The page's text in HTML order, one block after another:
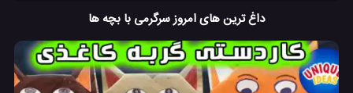
داغ ترین های امروز سرگرمی با بچه ها